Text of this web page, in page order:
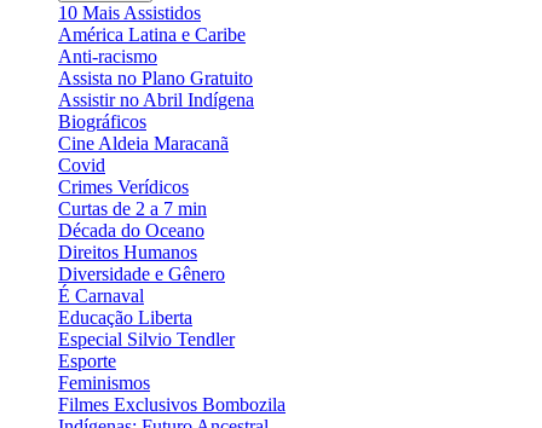
10 Mais Assistidos
América Latina e Caribe
Anti-racismo
Assista no Plano Gratuito
Assistir no Abril Indígena
Biográficos
Cine Aldeia Maracanã
Covid
Crimes Verídicos
Curtas de 2 a 7 min
Década do Oceano
Direitos Humanos
Diversidade e Gênero
É Carnaval
Educação Liberta
Especial Silvio Tendler
Esporte
Feminismos
Filmes Exclusivos Bombozila